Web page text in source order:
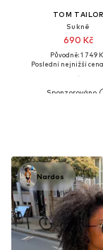
TOM TAILOR
Sukně
690 Kč
Původně: 1 749
Poslední nejnižší
Nardos